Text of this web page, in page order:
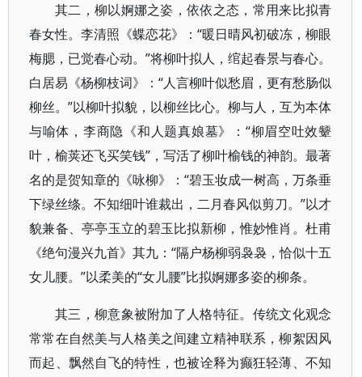
其二，柳以婀娜之姿，依依之态，常用来比拟青
春女性。李清照《蝶恋花》：“暖日晴风初破冻，柳眼
梅腮，已觉春心动。”将柳叶拟人，绾起春景与春心。
白居易《杨柳枝词》：“人言柳叶似愁眉，更有愁肠似
柳丝。”以柳叶拟貌，以柳丝比心。柳与人，互为本体
与喻体，李商隐《和人题真娘墓》：“柳眉空吐效颦
叶，榆荚还飞买笑钱”，写活了柳叶榆钱的神韵。最著
名的是贺知章的《咏柳》：“碧玉妆成一树高，万条垂
下绿丝绦。不知细叶谁裁出，二月春风似剪刀。”以才
貌兼备、亭亭玉立的碧玉比拟新柳，惟妙惟肖。杜甫
《绝句漫兴九首》其九：“隔户杨柳弱袅袅，恰似十五
女儿腰。”以柔美的“女儿腰”比拟婀娜多姿的柳条。
其三，柳意象被附加了人格特征。传统文化观念
常常在自然美与人格美之间建立精神联系，柳絮因风
而起、飘然自飞的特性，也被诠释为癫狂轻薄、不知